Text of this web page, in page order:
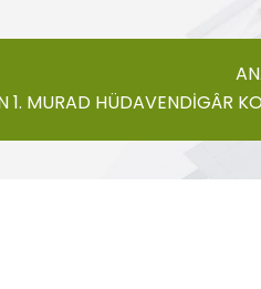
1. MURAD HÜDAVENDIGÂR